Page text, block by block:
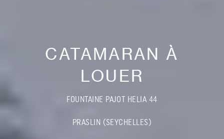
CATAMARAN À
LOUER
FOUNTAINE PAJOT HELIA 44
PRASLIN (SEYCHELLES)